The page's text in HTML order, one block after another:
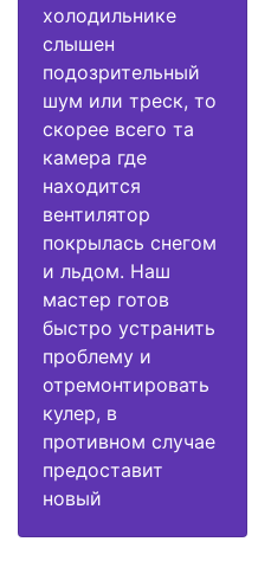
холодильнике
слышен
подозрительный
шум или треск, то
скорее всего та
камера где
находится
вентилятор
покрылась снегом
и льдом. Наш
мастер готов
быстро устранить
проблему и
отремонтировать
кулер, в
противном случае
предоставит
новый